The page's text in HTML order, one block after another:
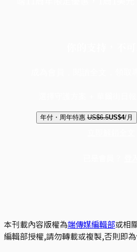
年付・周年特惠 US$6.5US$4/月
本刊載內容版權為端傳媒編輯部或相
編輯部授權,請勿轉載或複製,否則即為